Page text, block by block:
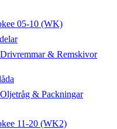
05-10 (WK)
Drivremmar & Remskivor
Oljetråg & Packningar
11-20 (WK2)